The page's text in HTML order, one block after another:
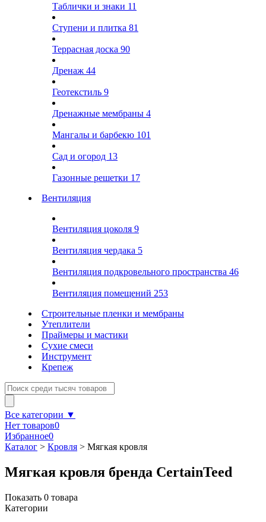
Таблички и знаки 11
Ступени и плитка 81
Террасная доска 90
Дренаж 44
Геотекстиль 9
Дренажные мембраны 4
Мангалы и барбекю 101
Сад и огород 13
Газонные решетки 17
Вентиляция
Вентиляция цоколя 9
Вентиляция чердака 5
Вентиляция подкровельного пространства 46
Вентиляция помещений 253
Строительные пленки и мембраны
Утеплители
Праймеры и мастики
Сухие смеси
Инструмент
Крепеж
Все категории ▼
Нет товаров0
Избранное0
Каталог > Кровля > Мягкая кровля
Мягкая кровля бренда CertainTeed
Показать 0 товара
Категории